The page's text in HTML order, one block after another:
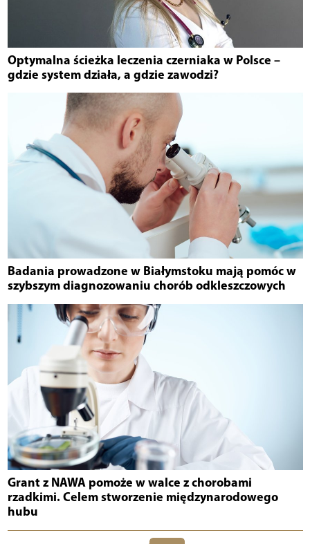
Optymalna ścieżka leczenia czerniaka w Polsce –
gdzie system działa, a gdzie zawodzi?
Badania prowadzone w Białymstoku mają pomóc w
szybszym diagnozowaniu chorób odkleszczowych
Grant z NAWA pomoże w walce z chorobami
rzadkimi. Celem stworzenie międzynarodowego
hubu